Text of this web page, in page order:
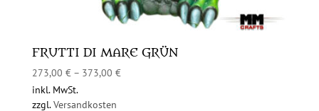
FRUTTI DI MARE GRÜN
273,00 €– 373,00 €
inkl. MwSt.
zzgl.Versandkosten